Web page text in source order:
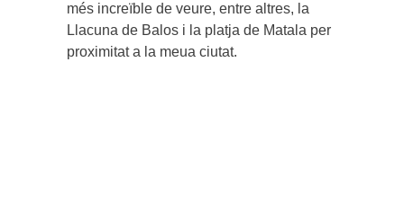
més increïble de veure, entre altres, la
Llacuna de Balos i la platja de Matala per
proximitat a la meua ciutat.